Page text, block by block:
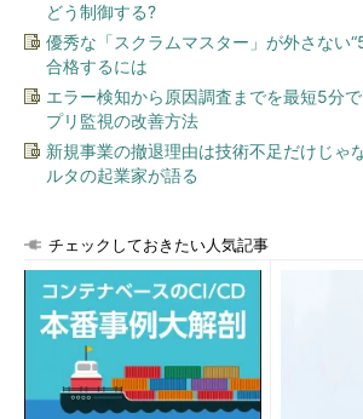
どう制御する?
優秀な「スクラムマスター」が外さない
合格するには
エラー検知から原因調査までを最短5分
プリ監視の改善方法
新規事業の撤退理由は技術不足だけじゃ
ルタの起業家が語る
チェックしておきたい人気記事